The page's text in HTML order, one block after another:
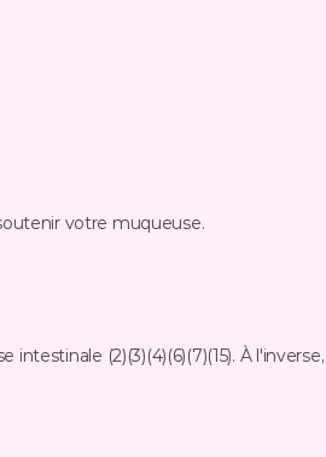
votre muqueuse.
(2)(3)(4)(6)(7)(15). À